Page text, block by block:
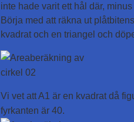
inte hade varit ett hål där,
Börja med att räkna ut
kvadrat och en triangel och
Vi vet att A1 är en kvadrat då
fyrkanten är 40.